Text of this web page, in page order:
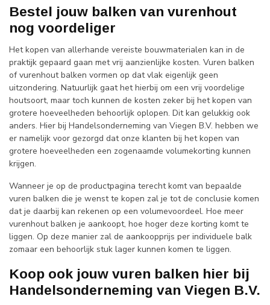
Bestel jouw balken van vurenhout
nog voordeliger
Het kopen van allerhande vereiste bouwmaterialen kan in de
praktijk gepaard gaan met vrij aanzienlijke kosten. Vuren balken
of vurenhout balken vormen op dat vlak eigenlijk geen
uitzondering. Natuurlijk gaat het hierbij om een vrij voordelige
houtsoort, maar toch kunnen de kosten zeker bij het kopen van
grotere hoeveelheden behoorlijk oplopen. Dit kan gelukkig ook
anders. Hier bij Handelsonderneming van Viegen B.V. hebben we
er namelijk voor gezorgd dat onze klanten bij het kopen van
grotere hoeveelheden een zogenaamde volumekorting kunnen
krijgen.
Wanneer je op de productpagina terecht komt van bepaalde
vuren balken die je wenst te kopen zal je tot de conclusie komen
dat je daarbij kan rekenen op een volumevoordeel. Hoe meer
vurenhout balken je aankoopt, hoe hoger deze korting komt te
liggen. Op deze manier zal de aankoopprijs per individuele balk
zomaar een behoorlijk stuk lager kunnen komen te liggen.
Koop ook jouw vuren balken hier bij
Handelsonderneming van Viegen B.V.